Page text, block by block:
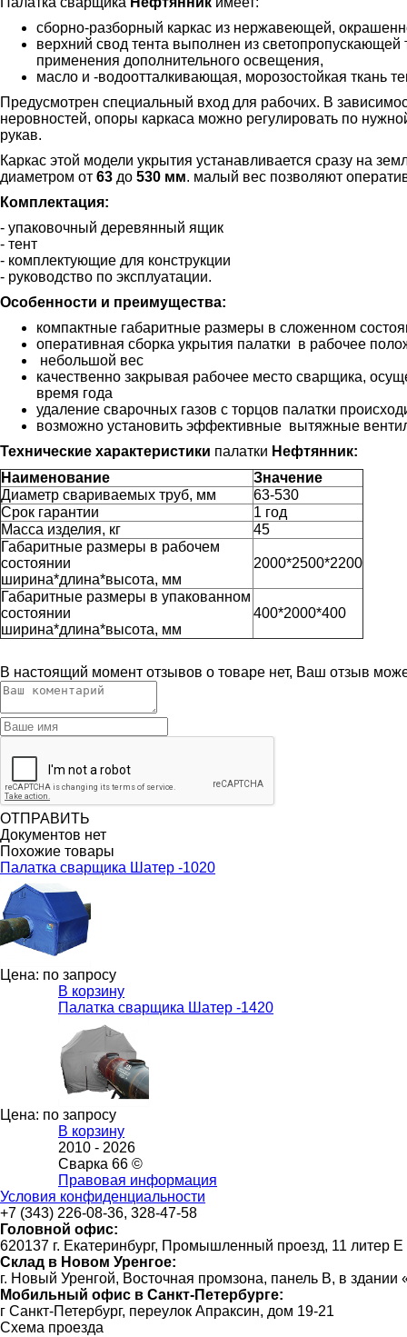
сборно-разборный каркас из нержавеющей,
верхний свод тента выполнен из
применения дополнительного освещения,
масло и -водоотталкивающая, морозостойкая ткань
Предусмотрен специальный вход для рабочих. В
неровностей, опоры каркаса можно регулировать по
рукав.
Каркас этой модели укрытия устанавливается сразу на
диаметром от 63 до 530 мм. малый вес позволяют
Комплектация:
- упаковочный деревянный ящик
- тент
- комплектующие для конструкции
- руководство по эксплуатации.
Особенности и преимущества:
компактные габаритные размеры в сложенном
оперативная сборка укрытия палатки в рабочее
небольшой вес
качественно закрывая рабочее место сварщика,
время года
удаление сварочных газов с торцов палатки
возможно установить эффективные вытяжные
Технические характеристики палатки Нефтянник:
Наименование
Значение
Диаметр свариваемых труб, мм
63-530
Срок гарантии
1 год
Масса изделия, кг
45
Габаритные размеры в рабочем
состоянии
ширина*длина*высота, мм
2000*2500*2200
Габаритные размеры в упакованном
состоянии
​ширина*длина*высота, мм
400*2000*400
В настоящий момент отзывов о товаре нет, Ваш отзыв
ОТПРАВИТЬ
Документов нет
Похожие товары
Палатка сварщика Шатер -1020
Цена: по запросу
В корзину
Палатка сварщика Шатер -1420
Цена: по запросу
В корзину
2010 - 2026
Сварка 66 ©
Правовая информация
Условия конфиденциальности
+7 (343) 226-08-36, 328-47-58
Головной офис:
620137 г. Екатеринбург, Промышленный проезд, 11 литер Е
Склад в Новом Уренгое:
г. Новый Уренгой, Восточная промзона, панель В, в
Мобильный офис в Санкт-Петербурге:
г Санкт-Петербург, переулок Апраксин, дом 19-21
Схема проезда